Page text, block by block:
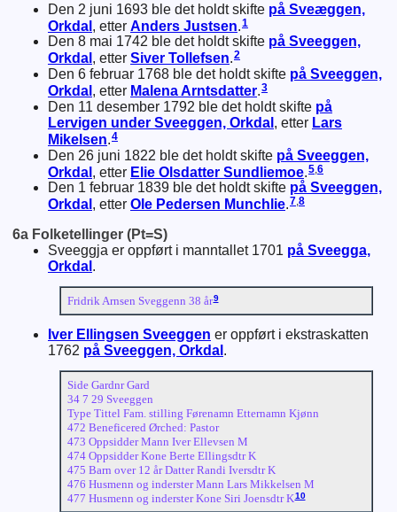
Den 2 juni 1693 ble det holdt skifte på Sveæggen,
Orkdal , etter Anders Justsen 1
Den 8 mai 1742 ble det holdt skifte på Sveeggen,
Orkdal , etter Siver Tollefsen.2
Den 6 februar 1768 ble det holdt skifte på Sveeggen,
Orkdal , etter MalenaArntsdatter.3
Den 11 desember 1792 ble det holdt skifte på
Lervigen under Sveeggen, Orkdal , etter Lars
Mikelsen.4
Den 26 juni 1822 ble det holdt skifte på Sveeggen,
Orkdal , etter Elie Olsdatter Sundliemoe.5 6
Den 1 februar 1839 ble det holdt skifte på Sveeggen,
Orkdal , etter Ole Pedersen Munchlie.7,8
6a Folketellinger (Pt=S)
Sveeggja er oppført i manntallet 1701 på Sveegga,
Orkdal .
Fridrik Arnsen Sveggenn 38 år9
Iver Ellingsen Sveeggen er oppført i ekstraskatten
1762 på Sveeggen, Orkdal .
Side Gardnr Gard
34 7 29 Sveeggen
Type Tittel Fam. stilling Førenamn Etternamn Kjønn
472 Beneficered Ørched: Pastor
473 Oppsidder Mann Iver Ellevsen M
474 Oppsidder Kone Berte Ellingsdtr K
475 Barn over 12 år Datter Randi Iversdtr K
476 Husmenn og inderster Mann Lars Mikkelsen M
477 Husmenn og inderster Kone Siri Joensdtr K10